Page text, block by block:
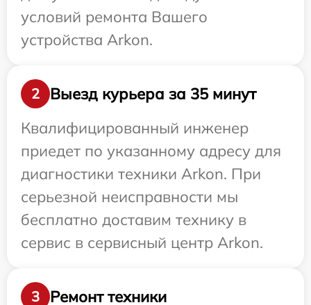
условий ремонта Вашего
устройства Arkon.
2
Выезд курьера за 35 минут
Квалифицированный инженер
приедет по указанному адресу для
диагностики техники Arkon. При
серьезной неисправности мы
бесплатно доставим технику в
сервис в сервисный центр Arkon.
3 Ремонт техники